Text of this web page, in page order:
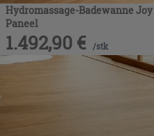
Hydromassage-Badewanne
Paneel
1.492,90 € /stk